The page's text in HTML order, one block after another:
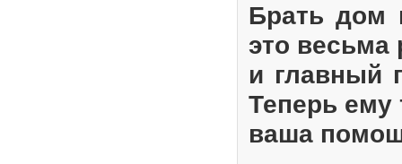
Брать дом
это весьма
и главный
Теперь ему
ваша